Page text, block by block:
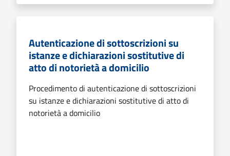
Autenticazione di sottoscrizioni su
istanze e dichiarazioni sostitutive di
atto di notorietà a domicilio
Procedimento di autenticazione di sottoscrizioni
su istanze e dichiarazioni sostitutive di atto di
notorietà a domicilio